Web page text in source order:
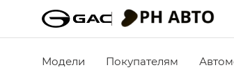
Модели Покупателям